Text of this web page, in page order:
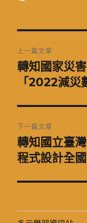
章
導
覽
上一篇文章
上
文
章:
轉知國家災
「2022減災
下一篇文章
下
一
文
轉知國立臺
程式設計全